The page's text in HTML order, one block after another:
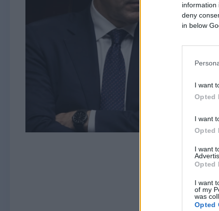
information
deny
in below
I want
Opted
I want
Opted
I want
Opted
I want
of my
was
Opted